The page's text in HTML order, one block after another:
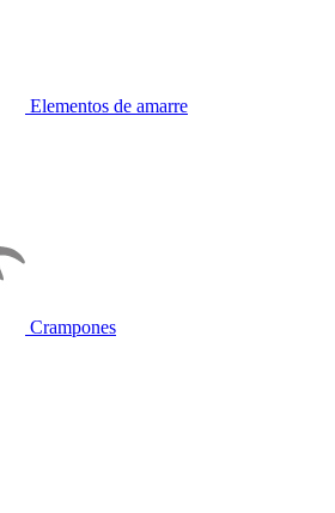
Elementos de amarre
Crampones